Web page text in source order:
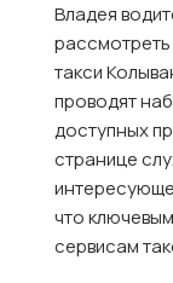
Владея
такси
проводят
доступных
странице
что
сервисам